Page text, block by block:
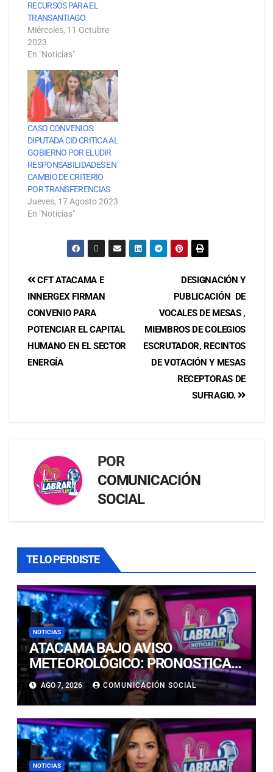
RECURSOS PARA EL
TRANSANTIAGO
Miércoles, 11 Octubre
2023
En "Noticias"
CASO CONVENIOS:
DIPUTADA CID CRITICA AL
GOBIERNO POR ELUDIR
RESPONSABILIDADES EN
CAMBIO DE CRITERIO
POR TRANSFERENCIAS
Jueves, 17 Agosto 2023
En "Noticias"
DESIGNACIÓN Y
PUBLICACIÓN DE
VOCALES DE MESAS ,
MIEMBROS DE COLEGIOS
ESCRUTADOR, RECINTOS
DE VOTACIÓN Y MESAS
RECEPTORAS DE
SUFRAGIO.
CFT ATACAMA E
INNERGEX FIRMAN
CONVENIO PARA
POTENCIAR EL CAPITAL
HUMANO EN EL SECTOR
ENERGÍA
POR
COMUNICACIÓN
SOCIAL
TE LO PERDISTE
NOTICIAS
ATACAMA BAJO AVISO
METEOROLÓGICO: PRONOSTICAN
LLUVIAS E ISOTERMA CERO ALTA
EN PRECORDILLERA Y
CORDILLERA
AGO 7, 2026 COMUNICACIÓN SOCIAL
NOTICIAS